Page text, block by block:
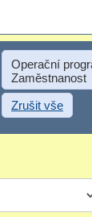
Operační
Zaměstnanost
Zrušit vše